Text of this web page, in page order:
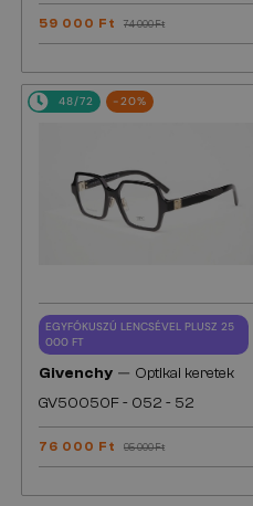
59 000 Ft 74 000 Ft
48/72 -20%
EGYFÓKUSZÚ LENCSÉVEL PLUSZ 25
000 FT
Givenchy — Optikai keretek
GV50050F - 052 - 52
76 000 Ft 95 000 Ft